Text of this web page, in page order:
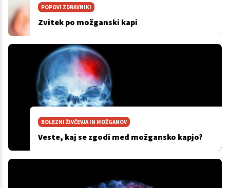
POPOVI ZDRAVNIKI
Zvitek po možganski kapi
BOLEZNI ŽIVČEVJA IN MOŽGANOV
Veste, kaj se zgodi med možgansko kapjo?